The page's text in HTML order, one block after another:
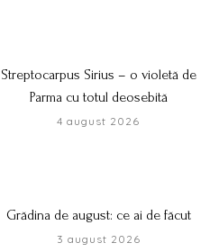
Streptocarpus Sirius – o violetă de
Parma cu totul deosebită
4 august 2026
Grădina de august: ce ai de făcut
3 august 2026